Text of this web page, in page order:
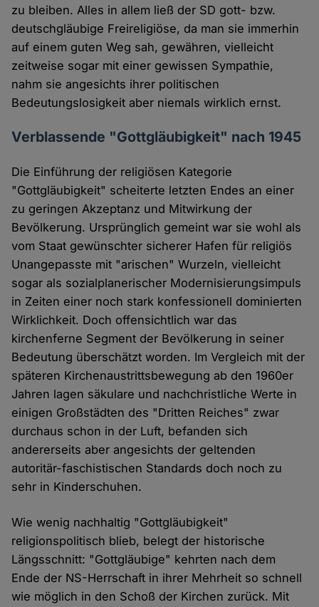
zu bleiben. Alles in allem ließ der SD gott- bzw.
deutschgläubige Freireligiöse, da man sie immerhin
auf einem guten Weg sah, gewähren, vielleicht
zeitweise sogar mit einer gewissen Sympathie,
nahm sie angesichts ihrer politischen
Bedeutungslosigkeit aber niemals wirklich ernst.
Verblassende "Gottgläubigkeit" nach 1945
Die Einführung der religiösen Kategorie
"Gottgläubigkeit" scheiterte letzten Endes an einer
zu geringen Akzeptanz und Mitwirkung der
Bevölkerung. Ursprünglich gemeint war sie wohl als
vom Staat gewünschter sicherer Hafen für religiös
Unangepasste mit "arischen" Wurzeln, vielleicht
sogar als sozialplanerischer Modernisierungsimpuls
in Zeiten einer noch stark konfessionell dominierten
Wirklichkeit. Doch offensichtlich war das
kirchenferne Segment der Bevölkerung in seiner
Bedeutung überschätzt worden. Im Vergleich mit der
späteren Kirchenaustrittsbewegung ab den 1960er
Jahren lagen säkulare und nachchristliche Werte in
einigen Großstädten des "Dritten Reiches" zwar
durchaus schon in der Luft, befanden sich
andererseits aber angesichts der geltenden
autoritär-faschistischen Standards doch noch zu
sehr in Kinderschuhen.
Wie wenig nachhaltig "Gottgläubigkeit"
religionspolitisch blieb, belegt der historische
Längsschnitt: "Gottgläubige" kehrten nach dem
Ende der NS-Herrschaft in ihrer Mehrheit so schnell
wie möglich in den Schoß der Kirchen zurück. Mit